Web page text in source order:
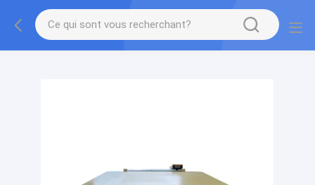
gtag('config', 'G-QWE9HWC3PF', {cookie_flags:
"SameSite=None;Secure"});